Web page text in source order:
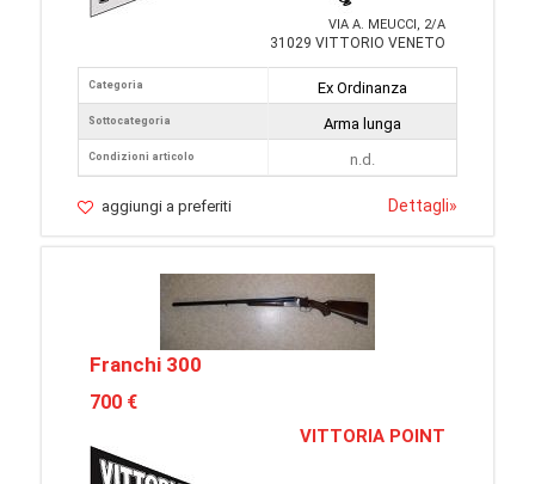
VIA A. MEUCCI, 2/A
31029 VITTORIO VENETO
Categoria
Sottocategoria
Condizioni articolo
Ex Ordinanza
Arma lunga
n.d.
aggiungi a preferiti Dettagli»
Franchi 300
700 €
VITTORIA POINT